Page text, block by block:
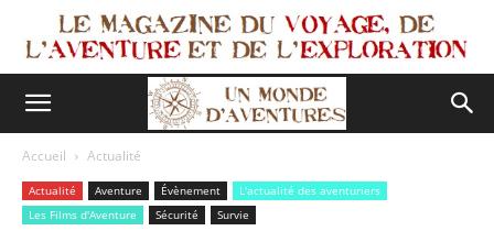
Accueil Actualité
Actualité Aventure Évènement
L'actualité des aventuriers
Les Films d'Aventure
Sécurité Survie